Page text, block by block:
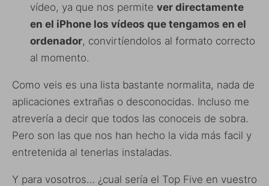
vídeo, ya que nos permite ver directamente
en el iPhone los vídeos que tengamos en el
ordenador, convirtíendolos al formato correcto
al momento.
Como veis es una lista bastante normalita, nada de
aplicaciones extrañas o desconocidas. Incluso me
atrevería a decir que todos las conoceis de sobra.
Pero son las que nos han hecho la vida más facil y
entretenida al tenerlas instaladas.
Y para vosotros… ¿cual sería el Top Five en vuestro